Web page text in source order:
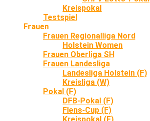
Kreispokal
Testspiel
Frauen
Frauen Regionalliga Nord
Holstein Women
Frauen Oberliga SH
Frauen Landesliga
Landesliga Holstein (F)
Kreisliga (W)
Pokal (F)
DFB-Pokal (F)
Flens-Cup (F)
Kreispokal (F)